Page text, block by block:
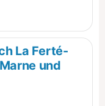
La Ferté-
und